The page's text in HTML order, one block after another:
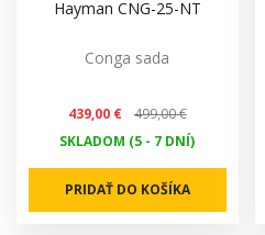
Hayman CNG-25-NT
Conga sada
439,00 €
499,00 €
SKLADOM (5 - 7 DNÍ)
PRIDAŤ DO KOŠÍKA